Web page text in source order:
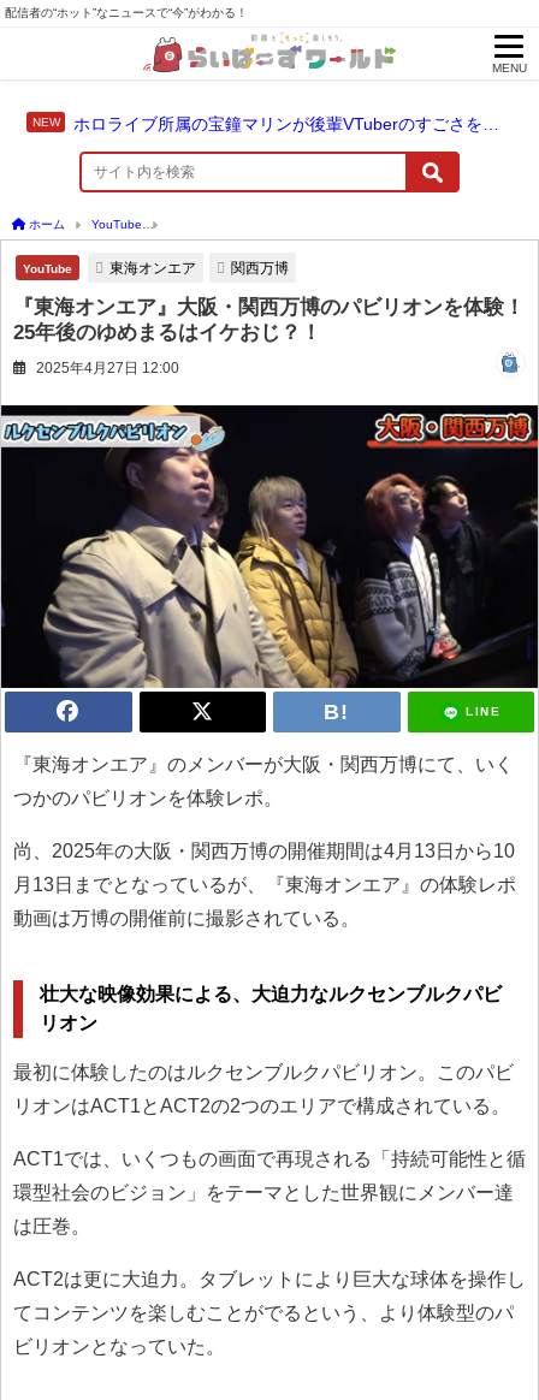
配信者の“ホット”なニュースで“今”がわかる！
MENU
ホーム YouTube
YouTube 東海オンエア 関西万博
『東海オンエア』大阪・関西万博のパビリオンを体験！
25年後のゆめまるはイケおじ？！
2025年4月27日 12:00
LINE
『東海オンエア』のメンバーが大阪・関西万博にて、いく
つかのパビリオンを体験レポ。
尚、2025年の大阪・関西万博の開催期間は4月13日から10
月13日までとなっているが、『東海オンエア』の体験レポ
動画は万博の開催前に撮影されている。
壮大な映像効果による、大迫力なルクセンブルクパビ
リオン
最初に体験したのはルクセンブルクパビリオン。このパビ
リオンはACT1とACT2の2つのエリアで構成されている。
ACT1では、いくつもの画面で再現される「持続可能性と循
環型社会のビジョン」をテーマとした世界観にメンバー達
は圧巻。
ACT2は更に大迫力。タブレットにより巨大な球体を操作し
てコンテンツを楽しむことがでるという、より体験型のパ
ビリオンとなっていた。